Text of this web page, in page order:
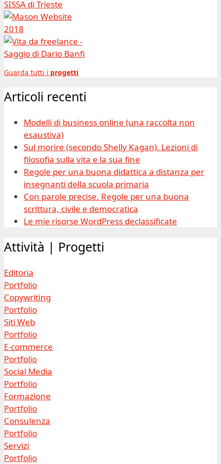
Guarda tutti i progetti
Articoli recenti
Modelli di business online (una raccolta non
esaustiva)
Sul morire (secondo Shelly Kagan). Lezioni di
filosofia sulla vita e la sua fine
Regole per una buona didattica a distanza per
insegnanti della scuola primaria
Con parole precise. Regole per una buona
scrittura, civile e democratica
Le mie risorse WordPress declassificate
Attività | Progetti
Editoria
Portfolio
Copywriting
Portfolio
Siti Web
Portfolio
E-commerce
Portfolio
Social Media
Portfolio
Formazione
Portfolio
Consulenza
Portfolio
Servizi
Portfolio